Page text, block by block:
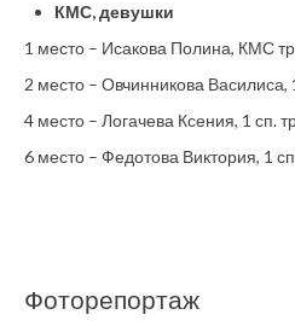
КМС, девушки
1 место – Исакова Полина, КМС
2 место – Овчинникова
4 место – Логачева Ксения, 1 сп.
6 место – Федотова Виктория, 1
Фоторепортаж